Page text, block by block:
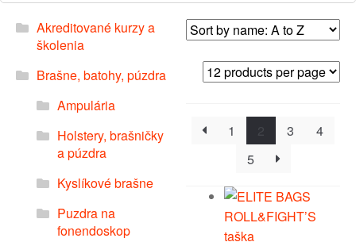
Akreditované kurzy a
školenia
Brašne, batohy, púzdra
Ampulária
Holstery, brašničky
a púzdra
Kyslíkové brašne
Puzdra na
fonendoskop
1 2 3
4
5